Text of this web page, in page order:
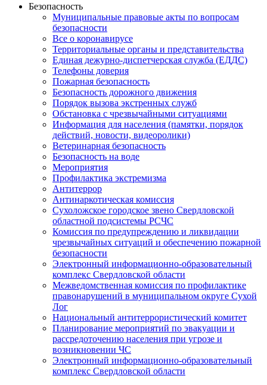
Безопасность
Муниципальные правовые акты по вопросам
безопасности
Все о коронавирусе
Территориальные органы и представительства
Единая дежурно-диспетчерская служба (ЕДДС)
Телефоны доверия
Пожарная безопасность
Безопасность дорожного движения
Порядок вызова экстренных служб
Обстановка с чрезвычайными ситуациями
Информация для населения (памятки, порядок
действий, новости, видеоролики)
Ветеринарная безопасность
Безопасность на воде
Мероприятия
Профилактика экстремизма
Антитеррор
Антинаркотическая комиссия
Сухоложское городское звено Свердловской
областной подсистемы РСЧС
Комиссия по предупреждению и ликвидации
чрезвычайных ситуаций и обеспечению пожарной
безопасности
Электронный информационно-образовательный
комплекс Cвердловской области
Межведомственная комиссия по профилактике
правонарушений в муниципальном округе Сухой
Лог
Национальный антитеррористический комитет
Планирование мероприятий по эвакуации и
рассредоточению населения при угрозе и
возникновении ЧС
Электронный информационно-образовательный
комплекс Свердловской области